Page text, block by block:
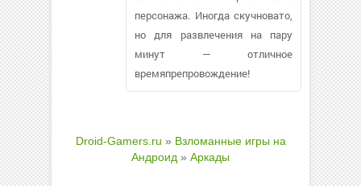
персонажа. Иногда скучновато,
но для развлечения на пару
минут — отличное
времяпрепровождение!
Droid-Gamers.ru » Взломанные игры на
Андроид » Аркады